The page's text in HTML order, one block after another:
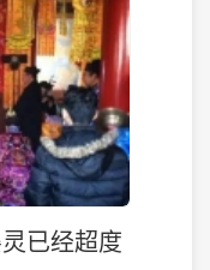
已经超度